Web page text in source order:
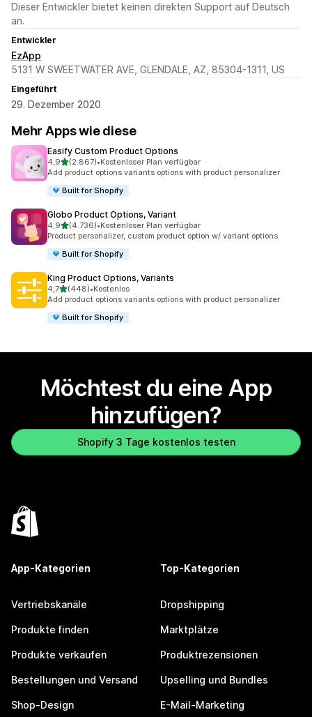
Dieser Entwickler bietet keinen direkten Support auf Deutsch
an.
Entwickler
EzApp
5131 W SWEETWATER AVE, GLENDALE, AZ, 85304-1311, US
Eingeführt
29. Dezember 2020
Mehr Apps wie diese
Easify Custom Product Options
4,9von 5 Sternen
(2.867)
2867 Rezensionen insgesamt
•Kostenloser Plan verfügbar
Add product options variants options with product personalizer
Built for Shopify
Globo Product Options, Variant
4,9von 5 Sternen
(4.736)
4736 Rezensionen insgesamt
•Kostenloser Plan verfügbar
Product personalizer, custom product option w/ variant options
Built for Shopify
King Product Options, Variants
4,7von 5 Sternen
(448)
448 Rezensionen insgesamt
•Kostenlos
Add product options variants options with product personalizer
Built for Shopify
Möchtest du eine App
hinzufügen?
Shopify 3 Tage kostenlos testen
App-Kategorien
Vertriebskanäle
Produkte finden
Produkte verkaufen
Bestellungen und Versand
Shop-Design
Top-Kategorien
Dropshipping
Marktplätze
Produktrezensionen
Upselling und Bundles
E-Mail-Marketing